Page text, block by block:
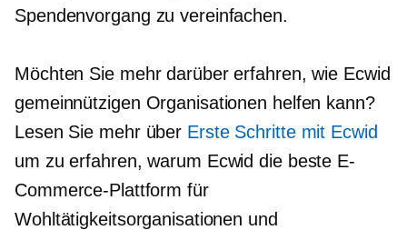
Spendenvorgang zu vereinfachen.
Möchten Sie mehr darüber erfahren, wie Ecwid
gemeinnützigen Organisationen helfen kann?
Lesen Sie mehr über Erste Schritte mit Ecwid
um zu erfahren, warum Ecwid die beste E-
Commerce-Plattform für
Wohltätigkeitsorganisationen und